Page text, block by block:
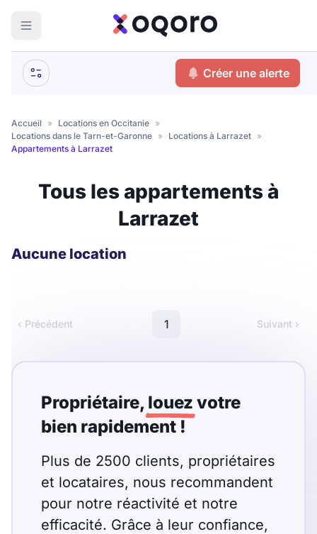
Votre
Que recherchez-vous ?
Coliving
Meublé
Montant du loyer
€
€
Nombre de pièces
Studio T1 T1 bis
recherche
Créer une alerte
Accueil » Locations en Occitanie »
Locations dans le Tarn-et-Garonne » Locations à Larrazet »
Appartements à Larrazet
Tous les appartements à
Larrazet
Aucune location
‹ Précédent 1 Suivant ›
Propriétaire, louez votre
bien rapidement !
Plus de 2500 clients, propriétaires
et locataires, nous recommandent
pour notre réactivité et notre
efficacité. Grâce à leur confiance,